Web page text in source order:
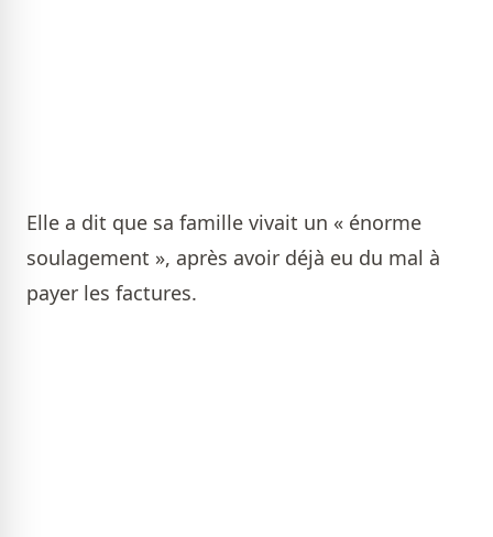
Elle a dit que sa famille vivait un « énorme
soulagement », après avoir déjà eu du mal à
payer les factures.